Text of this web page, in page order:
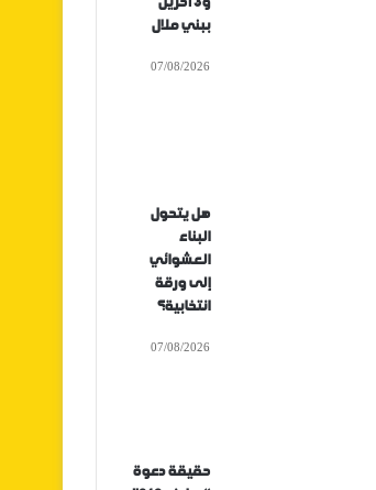
ببني ملال
07/08/2026
هل يتحول
البناء
العشوائي
إلى ورقة
انتخابية؟
07/08/2026
حقيقة دعوة